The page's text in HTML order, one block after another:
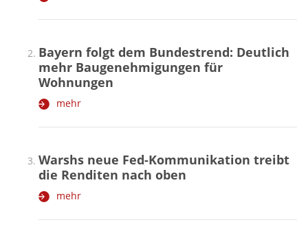
Bayern folgt dem Bundestrend: Deutlich
mehr Baugenehmigungen für
Wohnungen
mehr
Warshs neue Fed-Kommunikation treibt
die Renditen nach oben
mehr